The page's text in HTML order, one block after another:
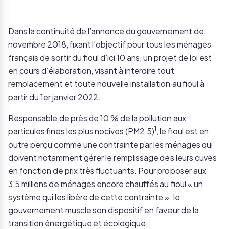
Dans la continuité de l’annonce du gouvernement de
novembre 2018, fixant l’objectif pour tous les ménages
français de sortir du fioul d’ici 10 ans, un projet de loi est
en cours d’élaboration, visant à interdire tout
remplacement et toute nouvelle installation au fioul à
partir du 1er janvier 2022.
Responsable de près de 10 % de la pollution aux
particules fines les plus nocives (PM2,5)1 , le fioul est en
outre perçu comme une contrainte par les ménages qui
doivent notamment gérer le remplissage des leurs cuves
en fonction de prix très fluctuants. Pour proposer aux
3,5 millions de ménages encore chauffés au fioul « un
système qui les libère de cette contrainte », le
gouvernement muscle son dispositif en faveur de la
transition énergétique et écologique.